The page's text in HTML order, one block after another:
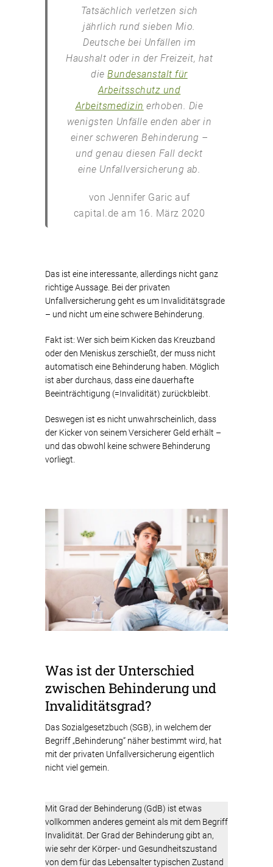
Tatsächlich verletzen sich
jährlich rund sieben Mio.
Deutsche bei Unfällen im
Haushalt oder in der Freizeit, hat
dieBundesanstalt für
Arbeitsschutz und
Arbeitsmedizin erhoben. Die
wenigsten Unfälle enden aber in
einer schweren Behinderung –
und genau diesen Fall deckt
eine Unfallversicherung ab.
von Jennifer Garic auf
capital.de am 16. März 2020
Das ist eine interessante, allerdings nicht ganz
richtige Aussage. Bei der privaten
Unfallversicherung geht es um Invaliditätsgrade
– und nicht um eine schwere Behinderung.
Fakt ist: Wer sich beim Kicken das Kreuzband
oder den Meniskus zerschießt, der muss nicht
automatisch eine Behinderung haben. Möglich
ist aber durchaus, dass eine dauerhafte
Beeinträchtigung (=Invalidität) zurückbleibt.
Deswegen ist es nicht unwahrscheinlich, dass
der Kicker von seinem Versicherer Geld erhält –
und das obwohl keine schwere Behinderung
vorliegt.
Was ist der Unterschied
zwischen Behinderung und
Invaliditätsgrad?
Das Sozialgesetzbuch (SGB), in welchem der
Begriff „Behinderung“ näher bestimmt wird, hat
mit der privaten Unfallversicherung eigentlich
nicht viel gemein.
Mit Grad der Behinderung (GdB) ist etwas
vollkommen anderes gemeint als mit dem Begriff
Invalidität. Der Grad der Behinderung gibt an,
wie sehr der Körper- und Gesundheitszustand
von dem für das Lebensalter typischen Zustand